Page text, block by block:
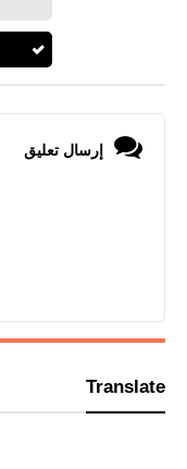
إرسال تعليق
Translate